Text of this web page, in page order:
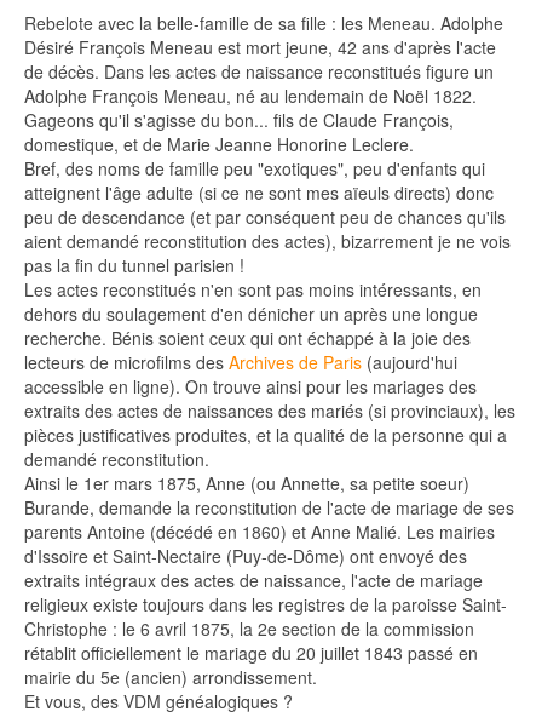
Rebelote avec la belle-famille de sa fille : les Meneau. Adolphe
Désiré François Meneau est mort jeune, 42 ans d'après l'acte
de décès. Dans les actes de naissance reconstitués figure un
Adolphe François Meneau, né au lendemain de Noël 1822.
Gageons qu'il s'agisse du bon... fils de Claude François,
domestique, et de Marie Jeanne Honorine Leclere.
Bref, des noms de famille peu "exotiques", peu d'enfants qui
atteignent l'âge adulte (si ce ne sont mes aïeuls directs) donc
peu de descendance (et par conséquent peu de chances qu'ils
aient demandé reconstitution des actes), bizarrement je ne vois
pas la fin du tunnel parisien !
Les actes reconstitués n'en sont pas moins intéressants, en
dehors du soulagement d'en dénicher un après une longue
recherche. Bénis soient ceux qui ont échappé à la joie des
lecteurs de microfilms des Archives de Paris (aujourd'hui
accessible en ligne). On trouve ainsi pour les mariages des
extraits des actes de naissances des mariés (si provinciaux), les
pièces justificatives produites, et la qualité de la personne qui a
demandé reconstitution.
Ainsi le 1er mars 1875, Anne (ou Annette, sa petite soeur)
Burande, demande la reconstitution de l'acte de mariage de ses
parents Antoine (décédé en 1860) et Anne Malié. Les mairies
d'Issoire et Saint-Nectaire (Puy-de-Dôme) ont envoyé des
extraits intégraux des actes de naissance, l'acte de mariage
religieux existe toujours dans les registres de la paroisse Saint-
Christophe : le 6 avril 1875, la 2e section de la commission
rétablit officiellement le mariage du 20 juillet 1843 passé en
mairie du 5e (ancien) arrondissement.
Et vous, des VDM généalogiques ?